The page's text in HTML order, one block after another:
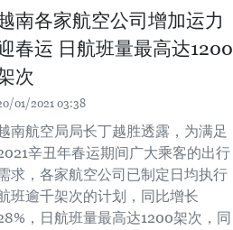
南各家航空公司增加运力
春运 日航班量最高达1200
次
01/2021 03:38
南航空局局长丁越胜透露，为满足
辛丑年春运期间广大乘客的出行
求，各家航空公司已制定日均执行
班逾千架次的计划，同比增长
，日航班量最高达1200架次，同